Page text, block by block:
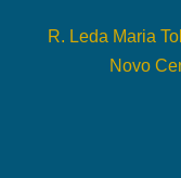
R. Leda Maria
Novo